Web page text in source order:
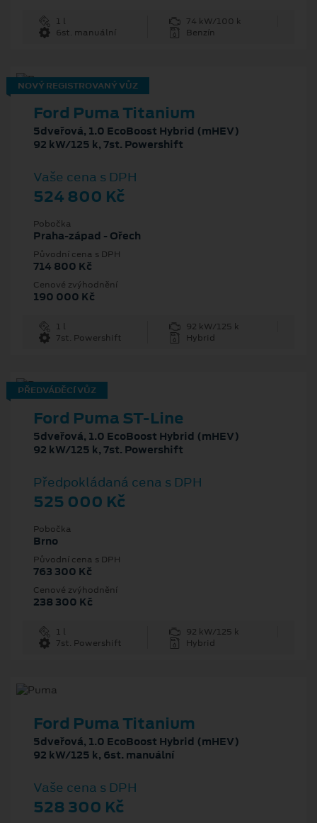
1 l
74 kW/100 k
6st. manuální
Benzín
NOVÝ REGISTROVANÝ VŮZ
Ford Puma Titanium
5dveřová, 1.0 EcoBoost Hybrid (mHEV)
92 kW/125 k, 7st. Powershift
Vaše cena s DPH
524 800 Kč
Pobočka
Praha-západ - Ořech
Původní cena s DPH
714 800 Kč
Cenové zvýhodnění
190 000 Kč
1 l
92 kW/125 k
7st. Powershift
Hybrid
PŘEDVÁDĚCÍ VŮZ
Ford Puma ST-Line
5dveřová, 1.0 EcoBoost Hybrid (mHEV)
92 kW/125 k, 7st. Powershift
Předpokládaná cena s DPH
525 000 Kč
Pobočka
Brno
Původní cena s DPH
763 300 Kč
Cenové zvýhodnění
238 300 Kč
1 l
92 kW/125 k
7st. Powershift
Hybrid
Ford Puma Titanium
5dveřová, 1.0 EcoBoost Hybrid (mHEV)
92 kW/125 k, 6st. manuální
Vaše cena s DPH
528 300 Kč